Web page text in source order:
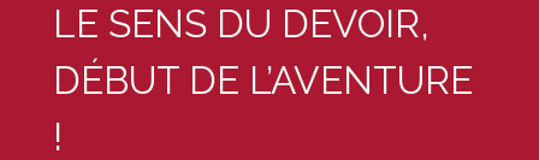
LE SENS DU DEVOIR,
DÉBUT DE L’AVENTURE
!